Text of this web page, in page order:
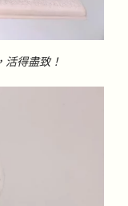
活得盡致！